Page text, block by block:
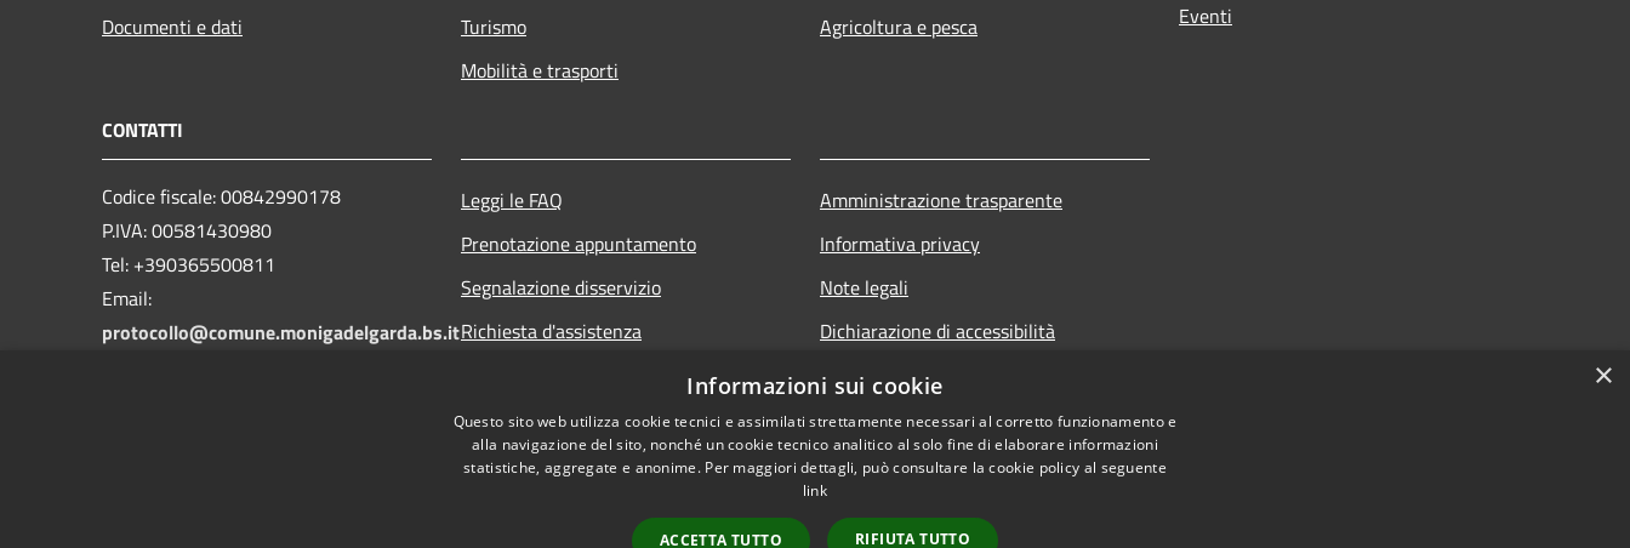
Documenti e dati
Turismo
Mobilità e trasporti
Agricoltura e pesca
Eventi
CONTATTI
Codice fiscale: 00842990178
P.IVA: 00581430980
Tel: +390365500811
Email:
protocollo@comune.monigadelgarda.bs.it
Leggi le FAQ
Prenotazione appuntamento
Segnalazione disservizio
Richiesta d'assistenza
Amministrazione trasparente
Informativa privacy
Note legali
Dichiarazione di accessibilità
Piano di miglioramento del sito e dei
×
Informazioni sui cookie
Questo sito web utilizza cookie tecnici e assimilati strettamente necessari al corretto funzionamento e
alla navigazione del sito, nonché un cookie tecnico analitico al solo fine di elaborare informazioni
statistiche, aggregate e anonime. Per maggiori dettagli, può consultare la cookie policy al seguente
link
ACCETTA TUTTO RIFIUTA TUTTO